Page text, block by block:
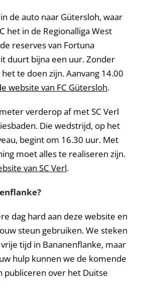
de auto naar Gütersloh, waar
het in de Regionalliga West
reserves van Fortuna
duurt bijna een uur. Zonder
te doen zijn. Aanvang 14.00
website van FC Gütersloh.
verderop af met SC Verl
Die wedstrijd, op het
begint om 16.30 uur. Met
moet alles te realiseren zijn.
van SC Verl.
dag hard aan deze website en
steun gebruiken. We steken
tijd in Bananenflanke, maar
hulp kunnen we de komende
publiceren over het Duitse